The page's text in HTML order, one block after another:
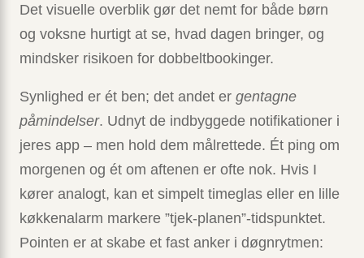
Det visuelle overblik gør det nemt for både børn
og voksne hurtigt at se, hvad dagen bringer, og
mindsker risikoen for dobbeltbookinger.
Synlighed er ét ben; det andet er gentagne
påmindelser. Udnyt de indbyggede notifikationer i
jeres app – men hold dem målrettede. Ét ping om
morgenen og ét om aftenen er ofte nok. Hvis I
kører analogt, kan et simpelt timeglas eller en lille
køkkenalarm markere ”tjek-planen”-tidspunktet.
Pointen er at skabe et fast anker i døgnrytmen: